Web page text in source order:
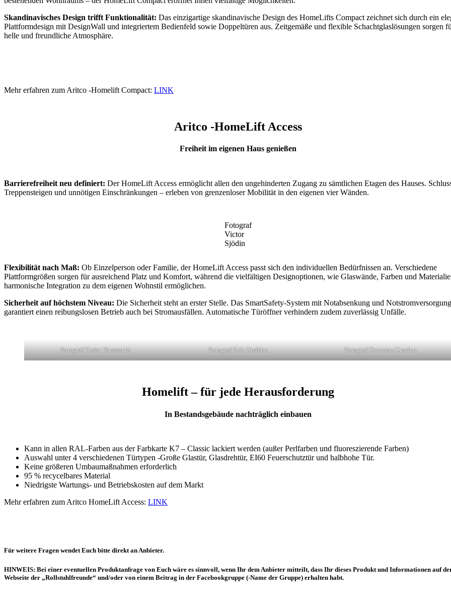
Skandinavisches Design trifft Funktionalität: Das einzigartige skandinavische Design des HomeLifts Compact zeichnet sich durch ein
Plattformdesign mit DesignWall und integriertem Bedienfeld sowie Doppeltüren aus. Zeitgemäße und flexible Schachtglaslösungen sorgen
helle und freundliche Atmosphäre.
Mehr erfahren zum Aritco -Homelift Compact: LINK
Aritco -HomeLift Access
Freiheit im eigenen Haus genießen
Barrierefreiheit neu definiert: Der HomeLift Access ermöglicht allen den ungehinderten Zugang zu sämtlichen Etagen des Hauses.
Treppensteigen und unnötigen Einschränkungen – erleben von grenzenloser Mobilität in den eigenen vier Wänden.
Fotograf
Victor
Sjödin
Flexibilität nach Maß: Ob Einzelperson oder Familie, der HomeLift Access passt sich den individuellen Bedürfnissen an. Verschiedene
Plattformgrößen sorgen für ausreichend Platz und Komfort, während die vielfältigen Designoptionen, wie Glaswände, Farben und
harmonische Integration zu dem eigenen Wohnstil ermöglichen.
Sicherheit auf höchstem Niveau: Die Sicherheit steht an erster Stelle. Das SmartSafety-System mit Notabsenkung und Notstromversorgung
garantiert einen reibungslosen Betrieb auch bei Stromausfällen. Automatische Türöffner verhindern zudem zuverlässig Unfälle.
Fotograf Tudor Tanasachi Fotograf Erik Undèhn Fotograf Octavian Craclun
Homelift – für jede Herausforderung
In Bestandsgebäude nachträglich einbauen
Kann in allen RAL-Farben aus der Farbkarte K7 – Classic lackiert werden (außer Perlfarben und fluoreszierende Farben)
Auswahl unter 4 verschiedenen Türtypen -Große Glastür, Glasdrehtür, EI60 Feuerschutztür und halbhohe Tür.
Keine größeren Umbaumaßnahmen erforderlich
95 % recycelbares Material
Niedrigste Wartungs- und Betriebskosten auf dem Markt
Mehr erfahren zum Aritco HomeLift Access: LINK
Für weitere Fragen wendet Euch bitte direkt an Anbieter.
HINWEIS: Bei einer eventuellen Produktanfrage von Euch wäre es sinnvoll, wenn Ihr dem Anbieter mitteilt, dass Ihr dieses Produkt und Informationen auf
Webseite der „Rollstuhlfreunde“ und/oder von einem Beitrag in der Facebookgruppe (-Name der Gruppe) erhalten habt.